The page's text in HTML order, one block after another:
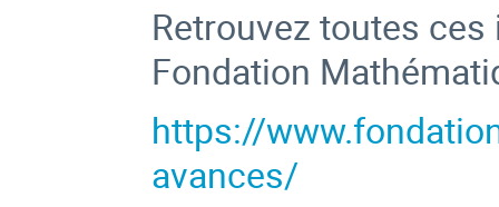
Retrouvez toutes
Fondation
https://
avances/